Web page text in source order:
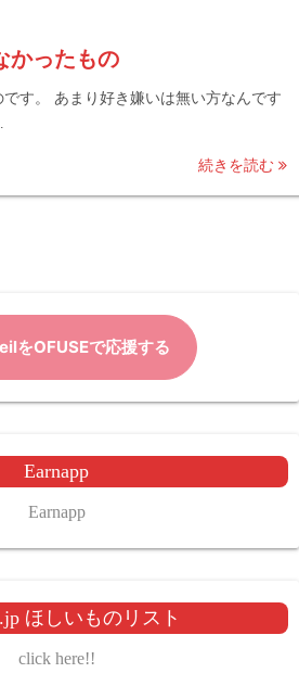
かったもの
す。 あまり好き嫌いは無い方なんです
続きを読む
Earnapp
Earnapp
ほしいものリスト
click here!!